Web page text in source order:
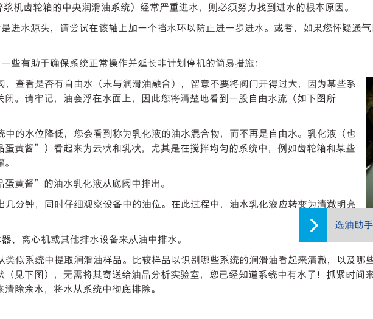
选油助手
机齿轮箱的中央润滑油系统）经常严重进水，则必须努力找到进水的根本原因。
进水源头，请尝试在该轴上加一个挡水环以防止进一步进水。或者，如果您怀疑通
些有助于确保系统正常操作并延长非计划停机的简易措施：
，查看是否有自由水（未与润滑油融合），留意不要将阀门开得过大，因为某些系
闭。请牢记，油会浮在水面上，因此您将清楚地看到一股自由水流（如下图所
中的水位降低，您会看到称为乳化液的油水混合物，而不再是自由水。乳化液（也
黄酱”）看起来为云状和乳状，尤其是在搅拌均匀的系统中，例如齿轮箱和某些
黄酱”的油水乳化液从底阀中排出。
几分钟，同时仔细观察设备中的油位。在此过程中，油水乳化液应转变为清澈明亮
、离心机或其他排水设备来从油中排水。
类似系统中提取润滑油样品。比较样品以识别哪些系统的润滑油看起来清澈，以及哪
（见下图），无需将其寄送给油品分析实验室，您已经知道系统中有水了！抓紧时间
清除余水，将水从系统中彻底排除。